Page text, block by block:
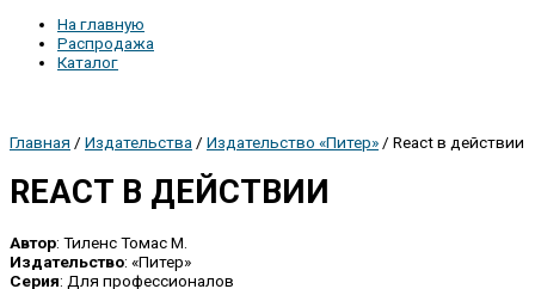
На главную
Распродажа
Каталог
Главная / Издательства / Издательство «Питер» / React в действии
REACT В ДЕЙСТВИИ
Автор: Тиленс Томас М.
Издательство: «Питер»
Серия: Для профессионалов